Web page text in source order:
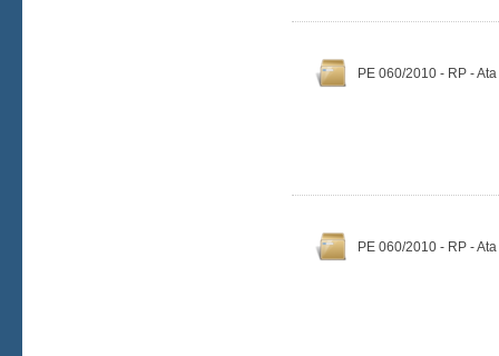
PE 060/2010 - RP -
PE 060/2010 - RP -